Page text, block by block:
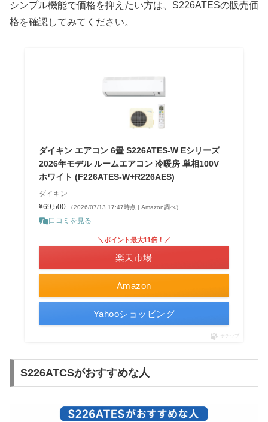
シンプル機能で価格を抑えたい方は、S226ATESの販売価
格を確認してみてください。
ダイキン エアコン 6畳 S226ATES-W Eシリーズ
2026年モデル ルームエアコン 冷暖房 単相100V
ホワイト (F226ATES-W+R226AES)
ダイキン
¥69,500
（2026/07/13 17:47時点 | Amazon調べ）
口コミを見る
Amazon
＼ポイント最大11倍！／
楽天市場
Yahooショッピング
ポチップ
S226ATCSがおすすめな人